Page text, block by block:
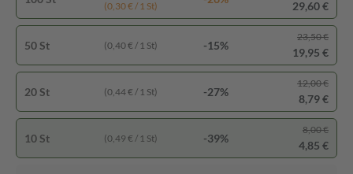
(0,30 € / 1 St)
29,60 €
50 St (0,40 € / 1 St) -15%
23,50 €
19,95 €
20 St (0,44 € / 1 St) -27%
12,00 €
8,79 €
10 St (0,49 € / 1 St) -39%
8,00 €
4,85 €